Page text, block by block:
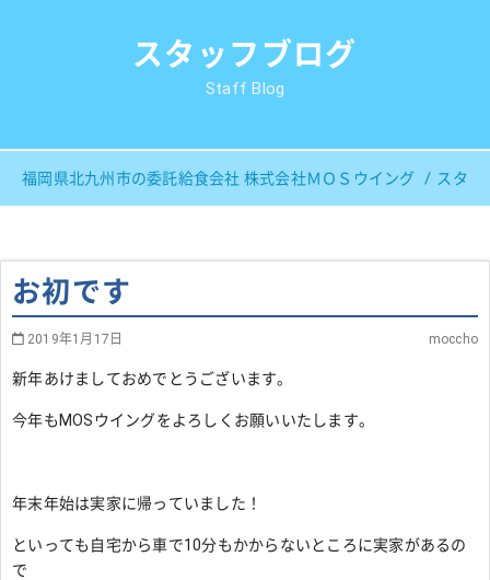
スタッフブログ
Staff Blog
福岡県北九州市の委託給食会社 株式会社ＭＯＳウイング スタッ
お初です
2019年1月17日 moccho
新年あけましておめでとうございます。
今年もMOSウイングをよろしくお願いいたします。
年末年始は実家に帰っていました！
といっても自宅から車で10分もかからないところに実家があるの
で